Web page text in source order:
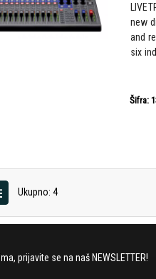
new
and
six
Šifra:
Ukupno: 4
prijavite se na naš NEWSLETTER!